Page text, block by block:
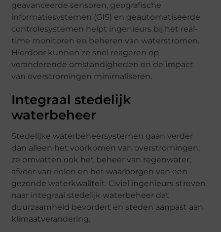
geavanceerde sensoren, geografische
informatiesystemen (GIS) en geautomatiseerde
controlesystemen helpt ingenieurs bij het real-
time monitoren en beheren van waterstromen.
Hierdoor kunnen ze snel reageren op
veranderende omstandigheden en de impact
van overstromingen minimaliseren.
Integraal stedelijk
waterbeheer
Stedelijke waterbeheersystemen gaan verder
dan alleen het voorkomen van overstromingen;
ze omvatten ook het beheer van regenwater,
afvoer van riolen en het waarborgen van een
gezonde waterkwaliteit. Civiel ingenieurs streven
naar integraal stedelijk waterbeheer dat
duurzaamheid bevordert en steden aanpast aan
klimaatverandering.